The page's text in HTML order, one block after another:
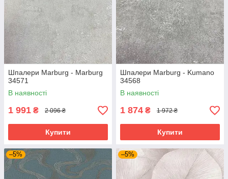
Шпалери Marburg - Marburg
34571
В наявності
1 991 ₴ 2 096 ₴
Купити
Шпалери Marburg - Kumano
34568
В наявності
1 874 ₴ 1 972 ₴
Купити
–5% –5%